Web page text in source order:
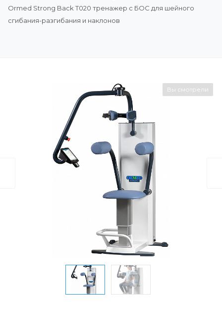
Ormed Strong Back Т020 тренажер с БОС для шейного
сгибания-разгибания и наклонов
Вы смотрели